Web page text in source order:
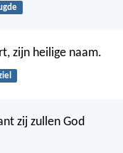
zijn heilige naam.
zij zullen God